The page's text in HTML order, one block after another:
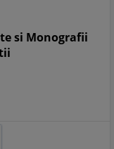
si Monografii